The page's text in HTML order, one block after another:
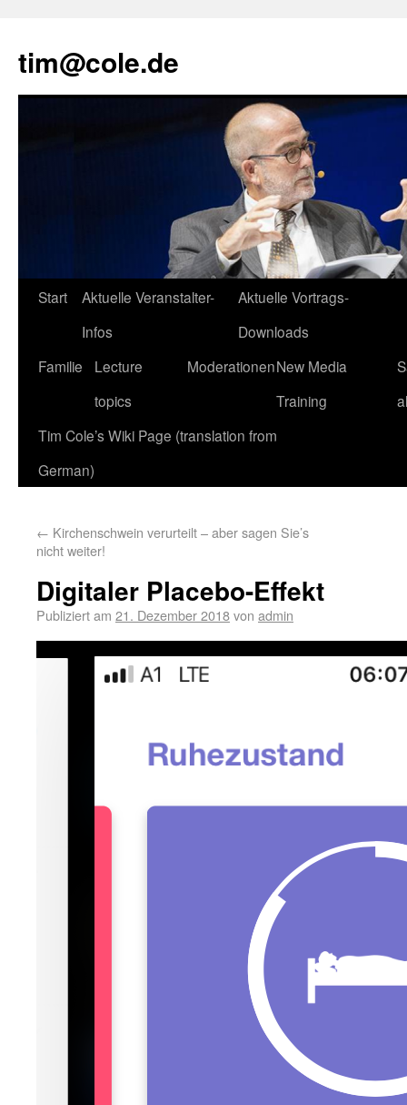
tim@cole.de
Start
Aktuelle Veranstalter-
Infos
Aktuelle Vortrags-
Downloads
Familie
Lecture
topics
ModerationenNew Media
Training
Tim Cole’s Wiki Page (translation from
German)
← Kirchenschwein verurteilt – aber sagen Sie’s
nicht weiter!
Digitaler Placebo-Effekt
Publiziert am 21. Dezember 2018von admin